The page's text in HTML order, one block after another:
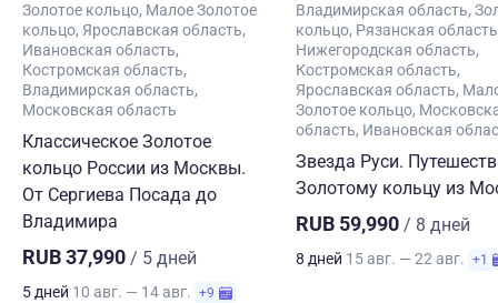
Золотое кольцо Малое Золотое
кольцо Ярославская область
Ивановская область
Костромская область
Владимирская область
Московская область
Классическое Золотое
кольцо России из Москвы.
От Сергиева Посада до
Владимира
RUB 37,990 / 5 дней
5 дней 10 авг. — 14 авг. +9
Владимирская область
кольцо Рязанская область
Нижегородская область
Костромская область
Ярославская область
Золотое кольцо
область Ивановская
Звезда Руси.
Золотому кольцу из
RUB 59,990 / 8 дней
8 дней 15 авг. — 22 авг. +1